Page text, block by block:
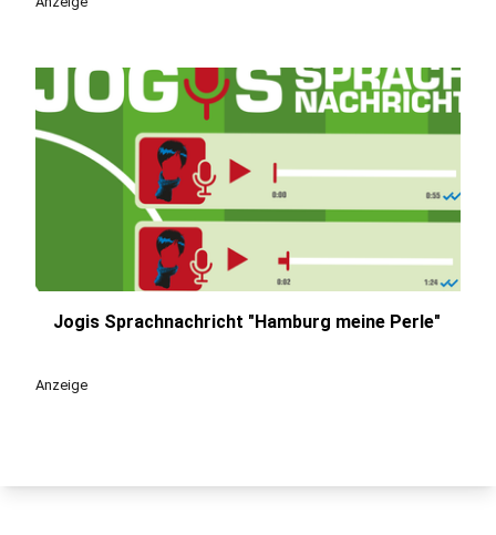
Jogis Sprachnachricht "Hamburg meine Perle"
Anzeige